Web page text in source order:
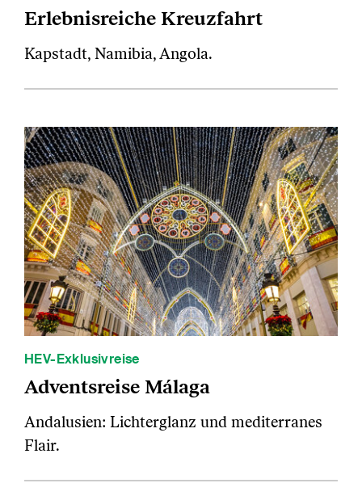
Erlebnisreiche Kreuzfahrt
Kapstadt, Namibia, Angola.
HEV-Exklusivreise
Adventsreise Málaga
Andalusien: Lichterglanz und mediterranes
Flair.